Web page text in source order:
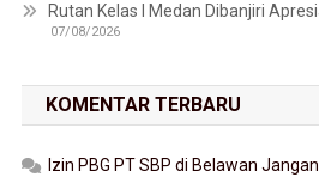
Rutan Kelas I Medan Dibanjiri
07/08/2026
KOMENTAR TERBARU
Izin PBG PT SBP di Belawan